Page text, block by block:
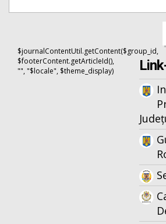
$journalContentUtil.getContent($group_id,
$footerContent.getArticleId(),
"", "$locale", $theme_display)